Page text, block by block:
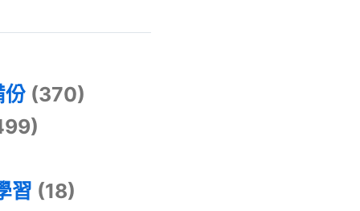
份 (370)
習 (18)